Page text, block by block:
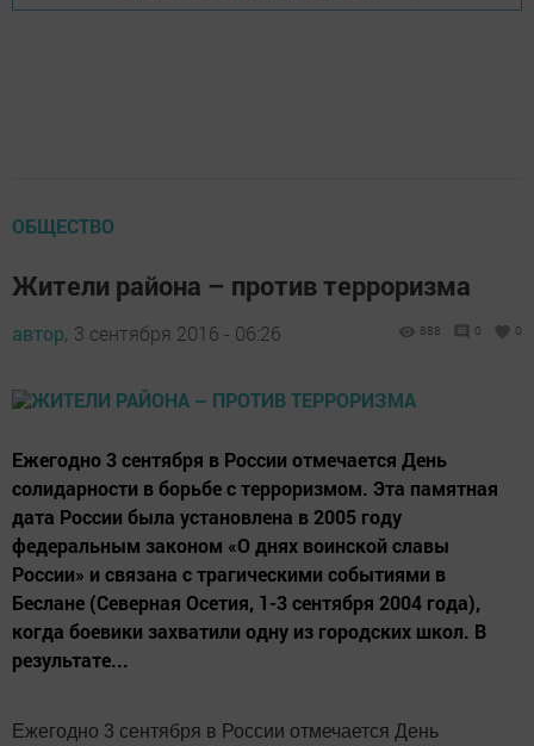
ОБЩЕСТВО
Жители района – против терроризма
автор, 3 сентября 2016 - 06:26 888 0 0
Ежегодно 3 сентября в России отмечается День
солидарности в борьбе с терроризмом. Эта памятная
дата России была установлена в 2005 году
федеральным законом «О днях воинской славы
России» и связана с трагическими событиями в
Беслане (Северная Осетия, 1-3 сентября 2004 года),
когда боевики захватили одну из городских школ. В
результате...
Ежегодно 3 сентября в России отмечается День